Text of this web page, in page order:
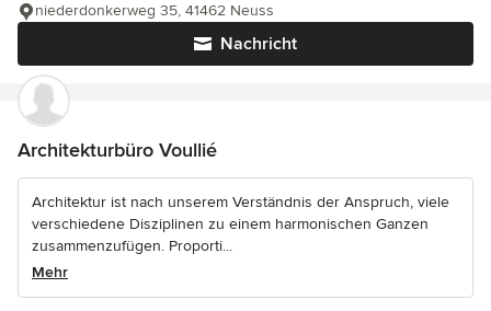
Nachricht
niederdonkerweg 35, 41462 Neuss
Architekturbüro Voullié
Architektur ist nach unserem Verständnis der Anspruch, viele
verschiedene Disziplinen zu einem harmonischen Ganzen
zusammenzufügen. Proporti...
Mehr